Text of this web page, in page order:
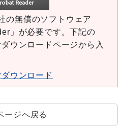
の無償のソフトウェア
」が必要です。下記の
ウンロードページから入
ウンロード
ージへ戻る